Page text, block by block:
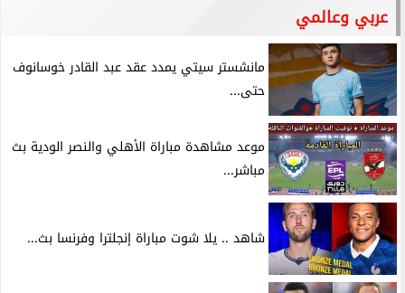
عربي وعالمي
مانشستر سيتي يمدد عقد عبد القادر خوسانوف
حتى...
موعد مشاهدة مباراة الأهلي والنصر الودية بث
مباشر...
شاهد .. يلا شوت مباراة إنجلترا وفرنسا بث...